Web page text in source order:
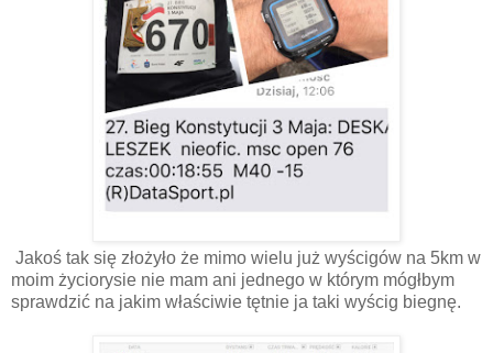
Jakoś tak się złożyło że mimo wielu już wyścigów na 5km w
moim życiorysie nie mam ani jednego w którym mógłbym
sprawdzić na jakim właściwie tętnie ja taki wyścig biegnę.